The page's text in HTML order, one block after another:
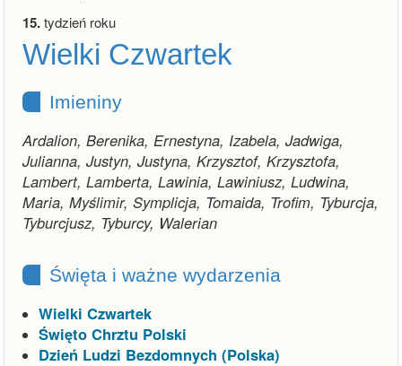
15.tydzień roku
Wielki Czwartek
Imieniny
Ardalion, Berenika, Ernestyna, Izabela, Jadwiga,
Julianna, Justyn, Justyna, Krzysztof, Krzysztofa,
Lambert, Lamberta, Lawinia, Lawiniusz, Ludwina,
Maria, Myślimir, Symplicja, Tomaida, Trofim, Tyburcja,
Tyburcjusz, Tyburcy, Walerian
Święta i ważne wydarzenia
Wielki Czwartek
Święto Chrztu Polski
Dzień Ludzi Bezdomnych (Polska)